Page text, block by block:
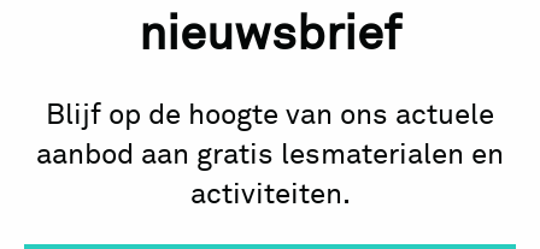
nieuwsbrief
Blijf op de hoogte van ons actuele
aanbod aan gratis lesmaterialen en
activiteiten.